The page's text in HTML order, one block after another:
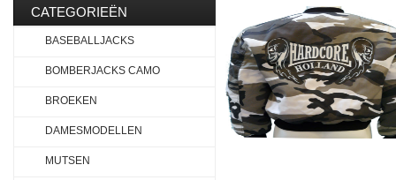
CATEGORIEËN
BASEBALLJACKS
BOMBERJACKS CAMO
BROEKEN
DAMESMODELLEN
MUTSEN